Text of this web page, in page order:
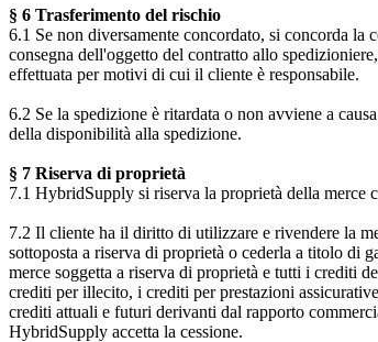
§ 6 Trasferimento del rischio
6.1 Se non diversamente concordato, si concorda
consegna dell'oggetto del contratto allo
effettuata per motivi di cui il cliente è responsabile.
6.2 Se la spedizione è ritardata o non avviene a
della disponibilità alla spedizione.
§ 7 Riserva di proprietà
7.1 HybridSupply si riserva la proprietà della merce
7.2 Il cliente ha il diritto di utilizzare e rivendere la
sottoposta a riserva di proprietà o cederla a titolo di
merce soggetta a riserva di proprietà e tutti i crediti
crediti per illecito, i crediti per prestazioni
crediti attuali e futuri derivanti dal rapporto
HybridSupply accetta la cessione.